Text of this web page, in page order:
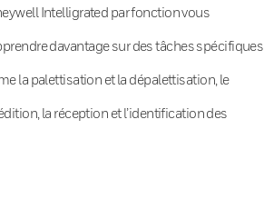
Intelligrated par fonction vous
davantage sur des tâches spécifiques
la palettisation et la dépalettisation, le
la réception et l’identification des